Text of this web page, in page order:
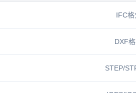
IFC
DXF
STEP/